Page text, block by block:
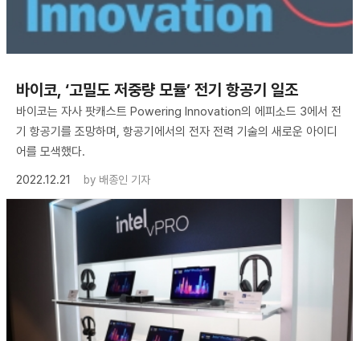
바이코, ‘고밀도 저중량 모듈’ 전기 항공기 일조
바이코는 자사 팟캐스트 Powering Innovation의 에피소드 3에서 전
기 항공기를 조망하며, 항공기에서의 전자 전력 기술의 새로운 아이디
어를 모색했다.
2022.12.21
by 배종인 기자